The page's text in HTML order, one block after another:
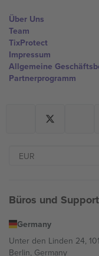
Über Uns
Team
TixProtect
Impressum
Allgemeine
Partnerprogramm
Büros und Support
Germany
Unter den Linden 24,
Berlin, Germany